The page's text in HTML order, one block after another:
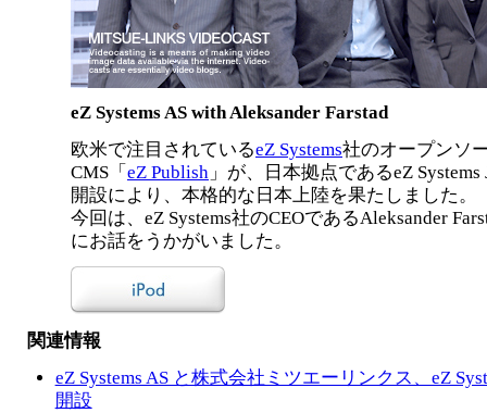
eZ Systems AS with Aleksander Farstad
欧米で注目されているeZ Systems社のオープンソ
CMS「 eZ Publish 」が、日本拠点であるeZ Systems
開設により、本格的な日本上陸を果たしました。
今回は、eZ Systems社のCEOであるAleksander
にお話をうかがいました。
関連情報
eZ Systems AS と株式会社ミツエーリンクス、eZ
開設